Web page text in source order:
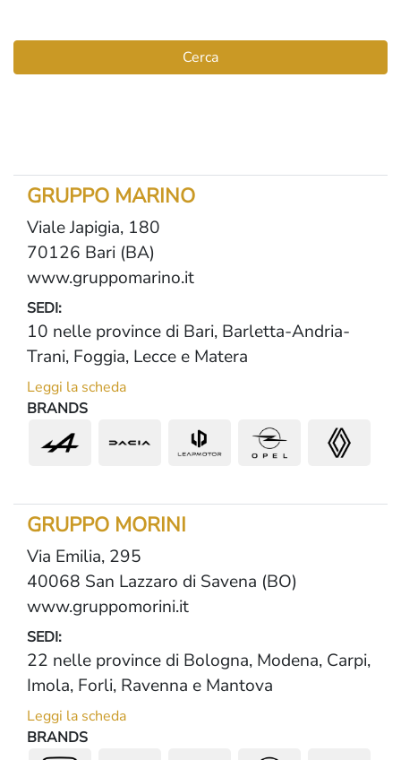
Cerca
GRUPPO MARINO
Viale Japigia, 180
70126 Bari (BA)
www.gruppomarino.it
SEDI:
10 nelle province di Bari, Barletta-Andria-
Trani, Foggia, Lecce e Matera
Leggi la scheda
BRANDS
GRUPPO MORINI
Via Emilia, 295
40068 San Lazzaro di Savena (BO)
www.gruppomorini.it
SEDI:
22 nelle province di Bologna, Modena, Carpi,
Imola, Forli, Ravenna e Mantova
Leggi la scheda
BRANDS